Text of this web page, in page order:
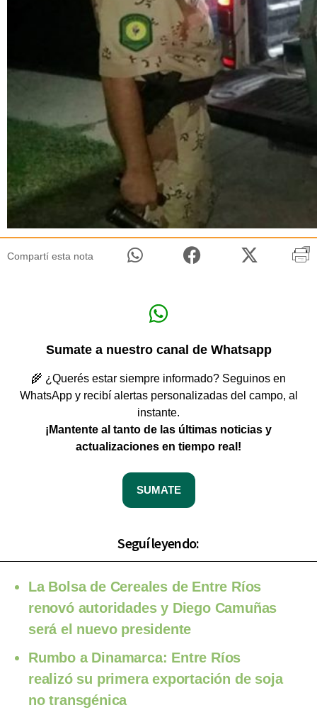
Compartí esta nota
Sumate a nuestro canal de Whatsapp
🌾 ¿Querés estar siempre informado? Seguinos en
WhatsApp y recibí alertas personalizadas del campo, al
instante.
¡Mantente al tanto de las últimas noticias y
actualizaciones en tiempo real!
SUMATE
Seguí leyendo:
La Bolsa de Cereales de Entre Ríos
renovó autoridades y Diego Camuñas
será el nuevo presidente
Rumbo a Dinamarca: Entre Ríos
realizó su primera exportación de soja
no transgénica